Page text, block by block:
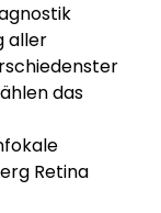
aller
das
Retina